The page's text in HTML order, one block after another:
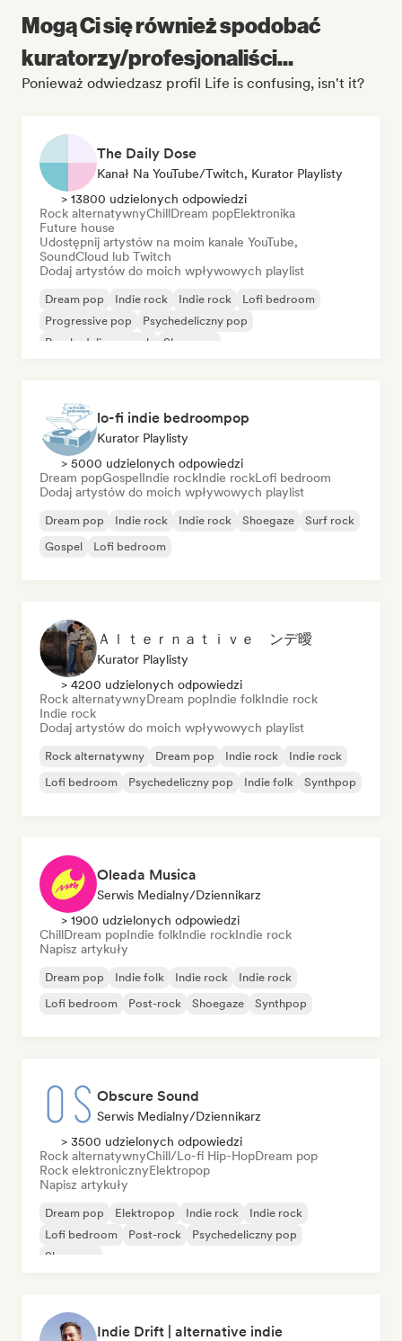
Mogą Ci się również spodobać
kuratorzy/profesjonaliści...
Ponieważ odwiedzasz profil Life is confusing, isn't it?
The Daily Dose
Kanał Na YouTube/Twitch, Kurator Playlisty
> 13800 udzielonych odpowiedzi
Rock alternatywnyChillDream popElektronika
Future house
Udostępnij artystów na moim kanale YouTube,
SoundCloud lub Twitch
Dodaj artystów do moich wpływowych playlist
Dream pop Indie rock Indie rock
Lofi bedroom
Progressive pop
Psychedeliczny pop
Psychedeliczny rock
Shoegaze
lo-fi indie bedroompop
Kurator Playlisty
> 5000 udzielonych odpowiedzi
Dream popGospelIndie rockIndie rockLofi bedroom
Dodaj artystów do moich wpływowych playlist
Dream pop Indie rock Indie rock Shoegaze
Surf rock
Gospel
Lofi bedroom
Ａｌｔｅｒｎａｔｉｖｅ ンデ曖
Kurator Playlisty
> 4200 udzielonych odpowiedzi
Rock alternatywnyDream popIndie folkIndie rock
Indie rock
Dodaj artystów do moich wpływowych playlist
Rock alternatywny Dream pop Indie rock
Indie rock
Lofi bedroom
Psychedeliczny pop Indie folk Synthpop
Oleada Musica
Serwis Medialny/Dziennikarz
> 1900 udzielonych odpowiedzi
ChillDream popIndie folkIndie rockIndie rock
Napisz artykuły
Dream pop Indie folk Indie rock
Indie rock
Lofi bedroom
Post-rock Shoegaze Synthpop
Obscure Sound
Serwis Medialny/Dziennikarz
> 3500 udzielonych odpowiedzi
Rock alternatywnyChill/Lo-fi Hip-HopDream pop
Rock elektronicznyElektropop
Napisz artykuły
Dream pop Elektropop Indie rock
Indie rock
Lofi bedroom
Post-rock
Psychedeliczny pop
Shoegaze
Indie Drift | alternative indie